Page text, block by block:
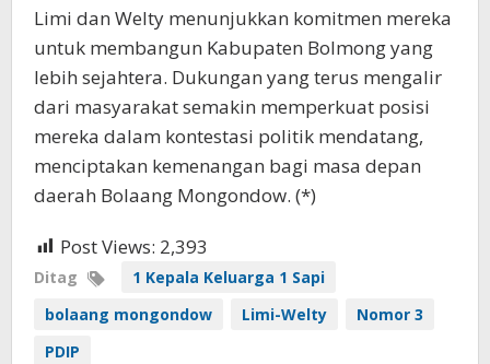
Limi dan Welty menunjukkan komitmen mereka
untuk membangun Kabupaten Bolmong yang
lebih sejahtera. Dukungan yang terus mengalir
dari masyarakat semakin memperkuat posisi
mereka dalam kontestasi politik mendatang,
menciptakan kemenangan bagi masa depan
daerah Bolaang Mongondow. (*)
Post Views: 2,393
Ditag
1 Kepala Keluarga 1 Sapi
bolaang mongondow
Limi-Welty
Nomor 3
PDIP